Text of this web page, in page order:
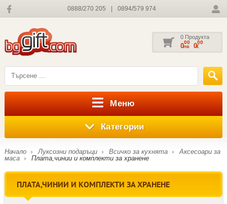
0888/270 205 0894/579 974
0 Продукта
000
лв 000
€
Меню
Категории
Начало Луксозни подаръци Всичко за кухнята
Аксесоари за
маса
Плата,чинии и комплекти за хранене
ПЛАТА,ЧИНИИ И КОМПЛЕКТИ ЗА ХРАНЕНЕ